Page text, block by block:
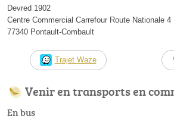
Devred 1902
Centre Commercial Carrefour Route Nationale 4
77340 Pontault-Combault
Trajet Waze
Venir en transports en
En bus